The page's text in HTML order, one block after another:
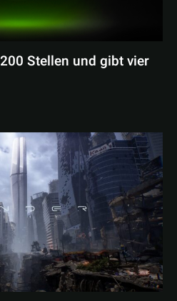
Stellen und gibt vier